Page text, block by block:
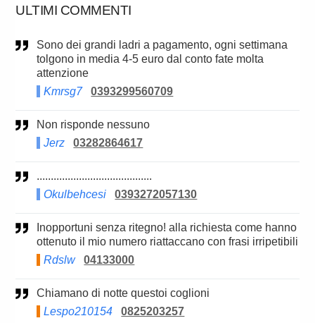
ULTIMI COMMENTI
Sono dei grandi ladri a pagamento, ogni settimana
tolgono in media 4-5 euro dal conto fate molta
attenzione
Kmrsg7
0393299560709
Non risponde nessuno
Jerz
03282864617
.........................................
Okulbehcesi
0393272057130
ottenuto il mio numero riattaccano con frasi irripetibili
Rdslw
04133000
Chiamano di notte questoi coglioni
Lespo210154
0825203257